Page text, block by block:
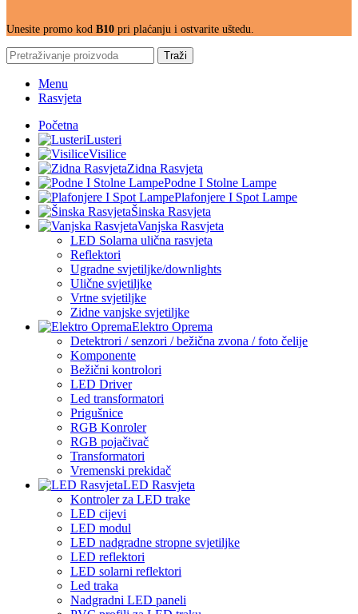
Unesite promo kod B10 pri plaćanju i ostvarite uštedu.
Traži
Menu
Rasvjeta
Početna
Lusteri
Visilice
Zidna Rasvjeta
Podne I Stolne Lampe
Plafonjere I Spot Lampe
Šinska Rasvjeta
Vanjska Rasvjeta
LED Solarna ulična rasvjeta
Reflektori
Ugradne svjetiljke/downlights
Ulične svjetiljke
Vrtne svjetiljke
Zidne vanjske svjetiljke
Elektro Oprema
Detektrori / senzori / bežična zvona / foto čelije
Komponente
Bežični kontrolori
LED Driver
Led transformatori
Prigušnice
RGB Konroler
RGB pojačivač
Transformatori
Vremenski prekidač
LED Rasvjeta
Kontroler za LED trake
LED cijevi
LED modul
LED nadgradne stropne svjetiljke
LED reflektori
LED solarni reflektori
Led traka
Nadgradni LED paneli